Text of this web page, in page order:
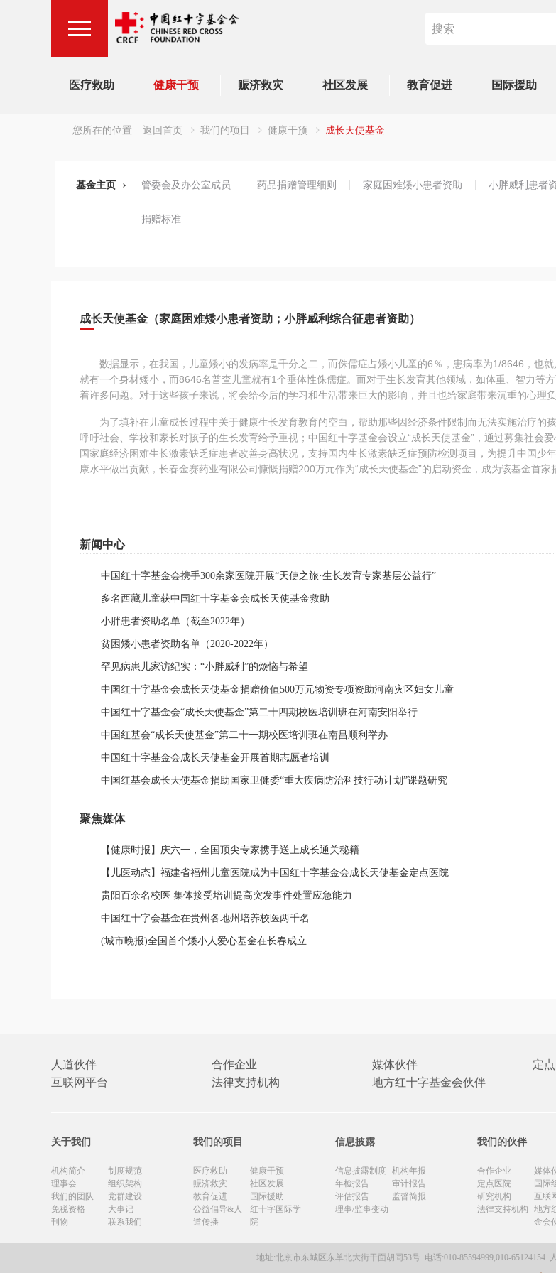
医疗救助 健康干预 赈济救灾 社区发展 教育促进 国际援助
您所在的位置 返回首页 我们的项目 健康干预 成长天使基金
基金主页 管委会及办公室成员 药品捐赠管理细则 家庭困难矮小患者资助 小胖威利患者
捐赠标准
成长天使基金（家庭困难矮小患者资助；小胖威利综合征患者资助）
数据显示，在我国，儿童矮小的发病率是千分之二，而侏儒症占矮小儿童的6％，患病率为1/8646，也就
就有一个身材矮小，而8646名普查儿童就有1个垂体性侏儒症。而对于生长发育其他领域，如体重、智力等
着许多问题。对于这些孩子来说，将会给今后的学习和生活带来巨大的影响，并且也给家庭带来沉重的心理负
为了填补在儿童成长过程中关于健康生长发育教育的空白，帮助那些因经济条件限制而无法实施治疗的
呼吁社会、学校和家长对孩子的生长发育给予重视；中国红十字基金会设立“成长天使基金”，通过募集社会
国家庭经济困难生长激素缺乏症患者改善身高状况，支持国内生长激素缺乏症预防检测项目，为提升中国少
康水平做出贡献，长春金赛药业有限公司慷慨捐赠200万元作为“成长天使基金”的启动资金，成为该基金首家
新闻中心
中国红十字基金会携手300余家医院开展“天使之旅·生长发育专家基层公益行”
多名西藏儿童获中国红十字基金会成长天使基金救助
小胖患者资助名单（截至2022年）
贫困矮小患者资助名单（2020-2022年）
罕见病患儿家访纪实：“小胖威利”的烦恼与希望
中国红十字基金会成长天使基金捐赠价值500万元物资专项资助河南灾区妇女儿童
中国红十字基金会“成长天使基金”第二十四期校医培训班在河南安阳举行
中国红基会“成长天使基金”第二十一期校医培训班在南昌顺利举办
中国红十字基金会成长天使基金开展首期志愿者培训
中国红基会成长天使基金捐助国家卫健委“重大疾病防治科技行动计划”课题研究
聚焦媒体
【健康时报】庆六一，全国顶尖专家携手送上成长通关秘籍
【儿医动态】福建省福州儿童医院成为中国红十字基金会成长天使基金定点医院
贵阳百余名校医 集体接受培训提高突发事件处置应急能力
中国红十字会基金在贵州各地州培养校医两千名
(城市晚报)全国首个矮小人爱心基金在长春成立
人道伙伴 合作企业 媒体伙伴 定
互联网平台
法律支持机构 地方红十字基金会伙伴
关于我们
机构简介
制度规范
理事会
组织架构
我们的团队
党群建设
免税资格
大事记
刊物
联系我们
我们的项目
医疗救助
健康干预
赈济救灾
社区发展
教育促进
国际援助
公益倡导&人
道传播
红十字国际学
院
信息披露
信息披露制度 机构年报
年检报告
审计报告
评估报告
监督简报
理事/监事变动
我们的伙伴
合作企业
媒体
定点医院
国际
研究机构
互联
法律支持机构
地方
金会
地址:北京市东城区东单北大街干面胡同53号 电话:010-85594999,010-65124154